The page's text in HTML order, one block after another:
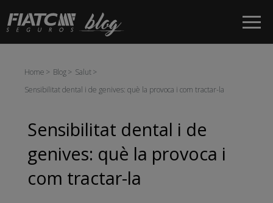
Salta al contingut principal
Home Blog
Salut
Sensibilitat dental i de genives: què la provoca i com tractar-la
Sensibilitat dental i de
genives: què la provoca i
com tractar-la